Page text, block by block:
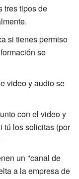
tres tipos de
si tienes permiso
se
video y audio se
con el video y
tú los solicitas (por
un "canal de
a la empresa de